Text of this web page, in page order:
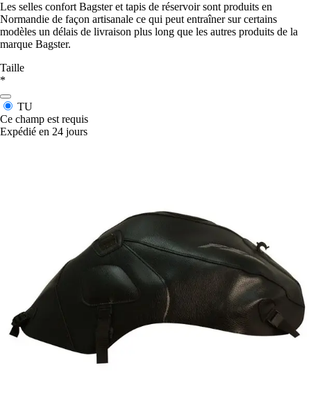
Les selles confort Bagster et tapis de réservoir sont produits en
Normandie de façon artisanale ce qui peut entraîner sur certains
modèles un délais de livraison plus long que les autres produits de la
marque Bagster.
Taille
*
TU
Ce champ est requis
Expédié en 24 jours